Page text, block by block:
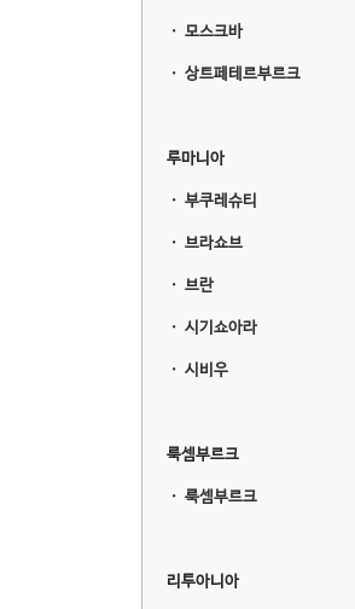
ㆍ 모스크바
ㆍ 상트페테르부르크
루마니아
ㆍ 부쿠레슈티
ㆍ 브라쇼브
ㆍ 브란
ㆍ 시기쇼아라
ㆍ 시비우
룩셈부르크
ㆍ 룩셈부르크
리투아니아